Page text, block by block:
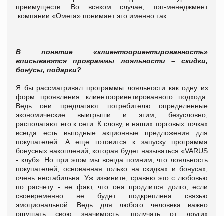
преимуществ. Во всяком случае, топ-менеджмент
компании «Омега» понимает это именно так.
В понятие «клиентоориентированность»
вписываются программы лояльности – скидки,
бонусы, подарки?
Я бы рассматривал программы лояльности как одну из
форм проявления клиентоориентированного подхода.
Ведь они предлагают потребителю определенные
экономические выигрыши и этим, безусловно,
располагают его к сети.
К слову, в наших торговых точках
всегда есть выгодные акционные предложения для
покупателей. А еще готовится к запуску программа
бонусных накоплений, которая будет называться «VARUS
- клуб». Но при этом мы всегда помним, что лояльность
покупателей, основанная только на скидках и бонусах,
очень нестабильна. Уж извините, сравню это с любовью
по расчету - не факт, что она продлится долго, если
своевременно не будет подкреплена связью
эмоциональной. Ведь для любого человека важно
ощущать свою значимость, получать от других